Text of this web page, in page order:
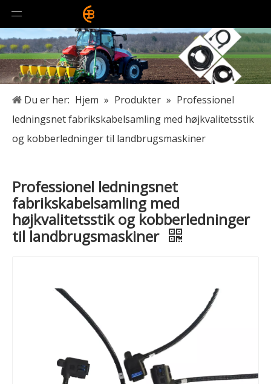
Du er her: Hjem » Produkter » Professionel
ledningsnet fabrikskabelsamling med højkvalitetsstik
og kobberledninger til landbrugsmaskiner
Professionel ledningsnet
fabrikskabelsamling med
højkvalitetsstik og kobberledninger
til landbrugsmaskiner